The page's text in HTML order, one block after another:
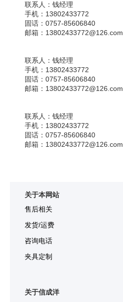
联系人： 钱经理
手机： 13802433772
固话： 0757-85606840
邮箱： 13802433772@126.com
联系人： 钱经理
手机： 13802433772
固话： 0757-85606840
邮箱： 13802433772@126.com
联系人： 钱经理
手机： 13802433772
固话： 0757-85606840
邮箱： 13802433772@126.com
关于本网站
售后相关
发货/运费
咨询电话
夹具定制
关于信成洋